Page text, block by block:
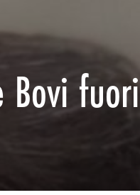
Bovi fuori